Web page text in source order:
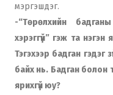
мэргэшдэг.
-“Төрөлхийн
хэрэггүй” гэж та нэгэн
Тэгэхээр бадган гэдэг
байх нь. Бадган болон
ярихгүй юу?